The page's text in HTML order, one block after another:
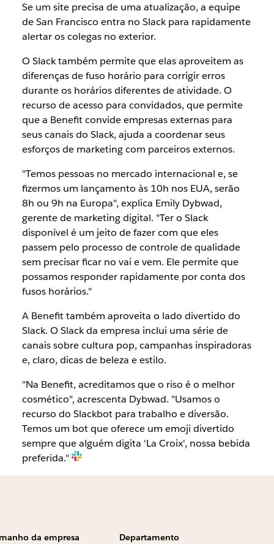
Se um site precisa de uma atualização, a equipe
de San Francisco entra no Slack para rapidamente
alertar os colegas no exterior.
O Slack também permite que elas aproveitem as
diferenças de fuso horário para corrigir erros
durante os horários diferentes de atividade. O
recurso de acesso para convidados, que permite
que a Benefit convide empresas externas para
seus canais do Slack, ajuda a coordenar seus
esforços de marketing com parceiros externos.
"Temos pessoas no mercado internacional e, se
fizermos um lançamento às 10h nos EUA, serão
8h ou 9h na Europa", explica Emily Dybwad,
gerente de marketing digital. "Ter o Slack
disponível é um jeito de fazer com que eles
passem pelo processo de controle de qualidade
sem precisar ficar no vai e vem. Ele permite que
possamos responder rapidamente por conta dos
fusos horários."
A Benefit também aproveita o lado divertido do
Slack. O Slack da empresa inclui uma série de
canais sobre cultura pop, campanhas inspiradoras
e, claro, dicas de beleza e estilo.
"Na Benefit, acreditamos que o riso é o melhor
cosmético", acrescenta Dybwad. "Usamos o
recurso do Slackbot para trabalho e diversão.
Temos um bot que oferece um emoji divertido
sempre que alguém digita 'La Croix', nossa bebida
preferida."
da empresa Departamento